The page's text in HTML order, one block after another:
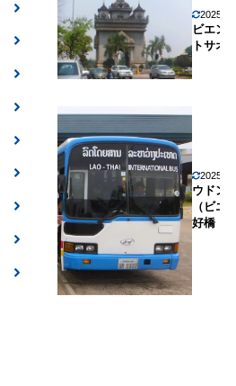
2025年
ビエン
トサオ
2025年
ウドン
（ビ
好橋